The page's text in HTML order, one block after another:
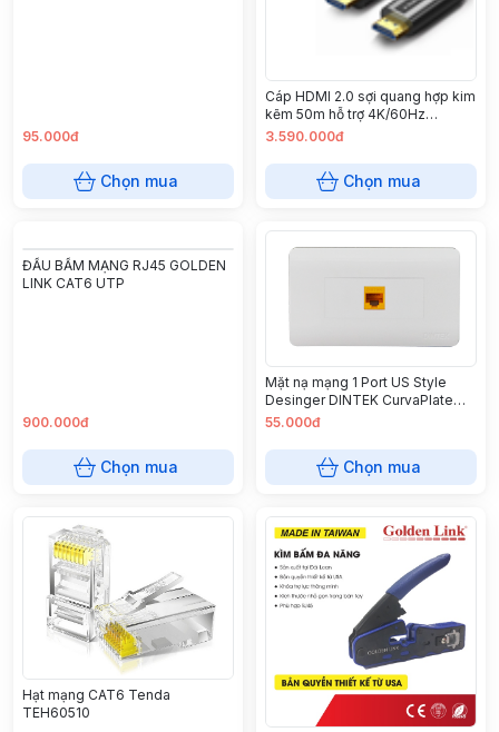
95.000đ
Chọn mua
Cáp HDMI 2.0 sợi quang hợp kim
kẽm 50m hỗ trợ 4K/60Hz
Ugreen 50219 cao cấp
3.590.000đ
Chọn mua
ĐẦU BẤM MẠNG RJ45 GOLDEN
LINK CAT6 UTP
900.000đ
Chọn mua
Mặt nạ mạng 1 Port US Style
Desinger DINTEK CurvaPlate
(1303-11030)
55.000đ
Chọn mua
Hạt mạng CAT6 Tenda
TEH60510